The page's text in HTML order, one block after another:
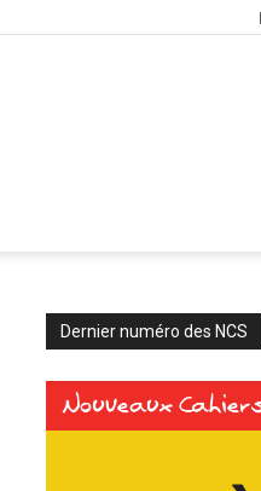
Dernier numéro des NCS